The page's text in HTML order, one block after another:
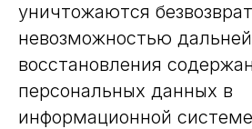
уничтожаются
невозможностью
восстановления
персональных данных в
информационной